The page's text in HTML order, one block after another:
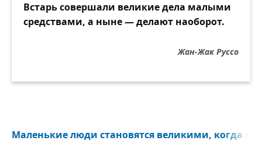
Встарь совершали великие дела малыми
средствами, а ныне — делают наоборот.
Жан-Жак Руссо
Маленькие люди становятся великими, когда